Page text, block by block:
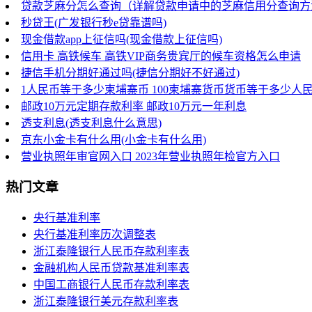
贷款芝麻分怎么查询（详解贷款申请中的芝麻信用分查询方
秒贷王(广发银行秒e贷靠谱吗)
现金借款app上征信吗(现金借款上征信吗)
信用卡 高铁候车 高铁VIP商务贵宾厅的候车资格怎么申请
捷信手机分期好通过吗(捷信分期好不好通过)
1人民币等于多少柬埔寨币 100柬埔寨货币货币等于多少人
邮政10万元定期存款利率 邮政10万元一年利息
透支利息(透支利息什么意思)
京东小金卡有什么用(小金卡有什么用)
营业执照年审官网入口 2023年营业执照年检官方入口
热门文章
央行基准利率
央行基准利率历次调整表
浙江泰隆银行人民币存款利率表
金融机构人民币贷款基准利率表
中国工商银行人民币存款利率表
浙江泰隆银行美元存款利率表